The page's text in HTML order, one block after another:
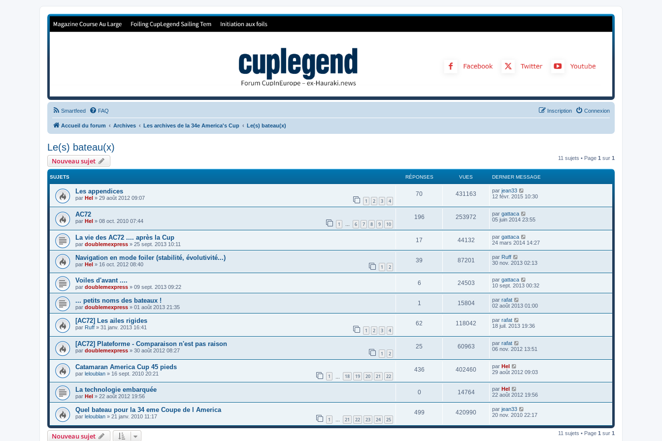
Forum de Cup In Europe
Smartfeed FAQ Connexion
Inscription
Accueil du forum Archives Les archives de la 34e America's Cup Le(s) bateau(x)
Le(s) bateau(x)
Nouveau sujet 11 sujets • Page 1 sur 1
SUJETS RÉPONSES VUES DERNIER MESSAGE
Les appendices
par Hel » 29 août 2012 09:07 1 2 3 4
70 431163 par jean33
12 févr. 2015 10:30
AC72
par Hel » 08 oct. 2010 07:44 1 … 6 7 8 9 10
196 253972 par gattaca
05 juin 2014 23:55
La vie des AC72 .... après la Cup
par doublemexpress » 25 sept. 2013 10:11
17 44132 par gattaca
24 mars 2014 14:27
Navigation en mode foiler (stabilité, évolutivité...)
par Hel » 16 oct. 2012 08:40 1 2
39 87201 par Ruff
30 nov. 2013 02:13
Voiles d'avant ....
par doublemexpress » 09 sept. 2013 09:22
6 24503 par gattaca
10 sept. 2013 00:32
... petits noms des bateaux !
par doublemexpress » 01 août 2013 21:35
1 15804 par rafat
02 août 2013 01:00
[AC72] Les ailes rigides
par Ruff » 31 janv. 2013 16:41 1 2 3 4
62 118042 par rafat
18 juil. 2013 19:36
[AC72] Plateforme - Comparaison n'est pas raison
par doublemexpress » 30 août 2012 08:27 1 2
25 60963 par rafat
06 nov. 2012 13:51
Catamaran America Cup 45 pieds
par leloublan » 16 sept. 2010 20:21 1 18 19 20 21 22
436 402460 par Hel
29 août 2012 09:03
La technologie embarquée
par Hel » 22 août 2012 19:56
0 14764 par Hel
22 août 2012 19:56
Quel bateau pour la 34 eme Coupe de l America
par leloublan » 21 janv. 2010 11:17 1 … 21 22 23 24 25
499 420990 par jean33
20 nov. 2010 22:17
Nouveau sujet 11 sujets • Page 1 sur 1